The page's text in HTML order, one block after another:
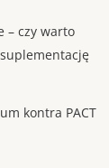
– czy warto
kontra PACT